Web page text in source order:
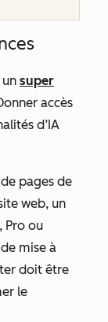
super
accès
d’IA
pages de
web, un
, Pro ou
mise à
doit être
le